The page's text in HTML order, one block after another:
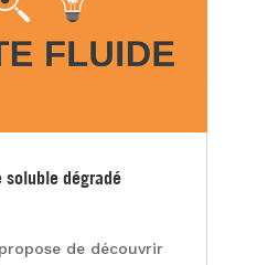
soluble dégradé
de découvrir